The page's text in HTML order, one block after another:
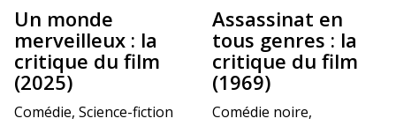
Un monde
merveilleux : la
critique du film
(2025)
Comédie, Science-fiction
Assassinat en
tous genres : la
critique du film
(1969)
Comédie noire,